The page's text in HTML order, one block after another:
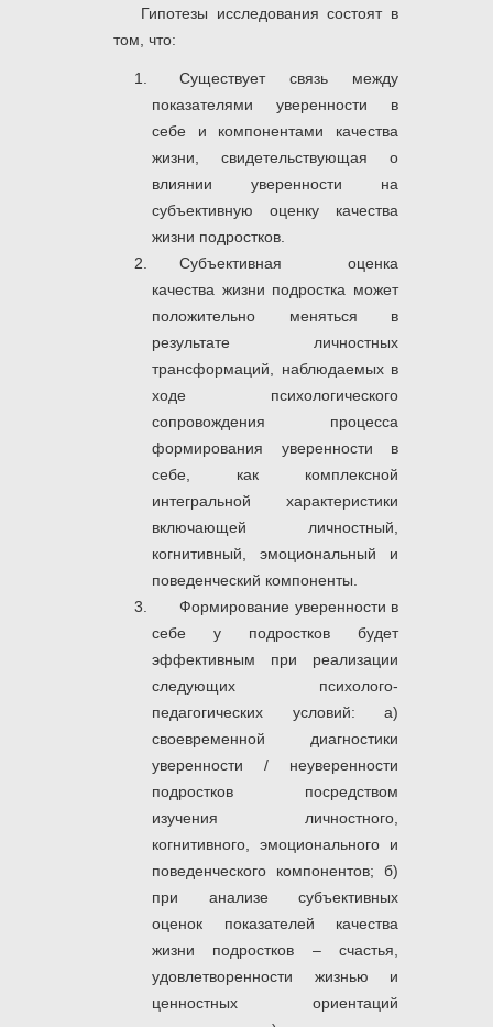
Гипотезы исследования состоят в
том, что:
Существует связь между
показателями уверенности в
себе и компонентами качества
жизни, свидетельствующая о
влиянии уверенности на
субъективную оценку качества
жизни подростков.
Субъективная оценка
качества жизни подростка может
положительно меняться в
результате личностных
трансформаций, наблюдаемых в
ходе психологического
сопровождения процесса
формирования уверенности в
себе, как комплексной
интегральной характеристики
включающей личностный,
когнитивный, эмоциональный и
поведенческий компоненты.
Формирование уверенности в
себе у подростков будет
эффективным при реализации
следующих психолого-
педагогических условий: а)
своевременной диагностики
уверенности / неуверенности
подростков посредством
изучения личностного,
когнитивного, эмоционального и
поведенческого компонентов; б)
при анализе субъективных
оценок показателей качества
жизни подростков – счастья,
удовлетворенности жизнью и
ценностных ориентаций